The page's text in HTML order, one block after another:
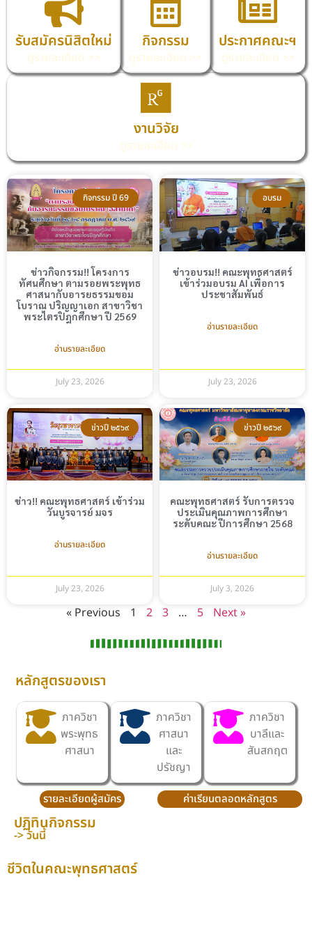
รับสมัครนิสิตใหม่
ดูรายละเอียด >>
กิจกรรม
ดูรายละเอียด >>
ประกาศคณะฯ
ดูรายละเอียด >>
งานวิจัย
ดูรายละเอียด >>
กิจกรรม ปี 69
ข่าวกิจกรรม!! โครงการ
ทัศนศึกษา ตามรอยพระพุทธ
ศาสนากับอารยธรรมขอม
โบราณ ปริญญาเอก สาขาวิชา
พระไตรปิฎกศึกษา ปี 2569
อ่านรายละเอียด
July 23, 2026
อบรม
ข่าวอบรม!! คณะพุทธศาสตร์
เข้าร่วมอบรม AI เพื่อการ
ประชาสัมพันธ์
อ่านรายละเอียด
July 23, 2026
ข่าวปี ๒๕๖๙
ข่าว!! คณะพุทธศาสตร์ เข้าร่วม
วันบูรจารย์ มจร
อ่านรายละเอียด
July 23, 2026
ข่าวปี ๒๕๖๙
คณะพุทธศาสตร์ รับการตรวจ
ประเมินคุณภาพการศึกษา
ระดับคณะ ปีการศึกษา 2568
อ่านรายละเอียด
July 3, 2026
« Previous 1 2 3 … 5 Next »
หลักสูตรของเรา
ภาควิชา
พระพุทธ
ศาสนา
ภาควิชา
ศาสนา
และ
ปรัชญา
ภาควิชา
บาลีและ
สันสกฤต
รายละเอียดผู้สมัคร ค่าเรียนตลอดหลักสูตร
ปฏิทินกิจกรรม
-> วันนี้
ชีวิตในคณะพุทธศาสตร์